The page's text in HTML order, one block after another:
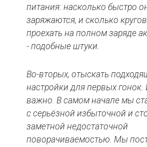
питания: насколько быстро
заряжаются, и сколько
проехать на полном заряде
- подобные штуки.
Во-вторых, отыскать
настройки для первых гонок.
важно. В самом начале мы
с серьёзной избыточной и
заметной недостаточной
поворачиваемостью. Мы